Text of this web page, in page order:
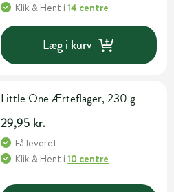
Klik & Hent i14 centre
Læg i kurv
Little One Ærteflager, 230 g
29,95 kr.
Få leveret
Klik & Hent i10 centre